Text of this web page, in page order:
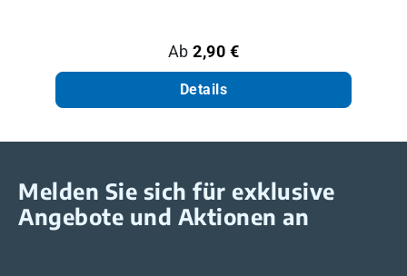
Regulärer Preis:
Ab2,90 €
Details
Melden Sie sich für exklusive
Angebote und Aktionen an